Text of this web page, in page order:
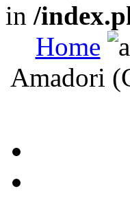
in /
Home
Amadori